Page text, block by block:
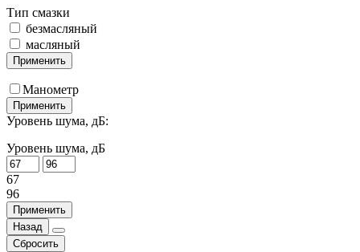
Тип смазки
безмасляный
масляный
Применить
Манометр
Применить
Уровень шума, дБ:
Уровень шума, дБ
67
96
Применить
Назад
Сбросить